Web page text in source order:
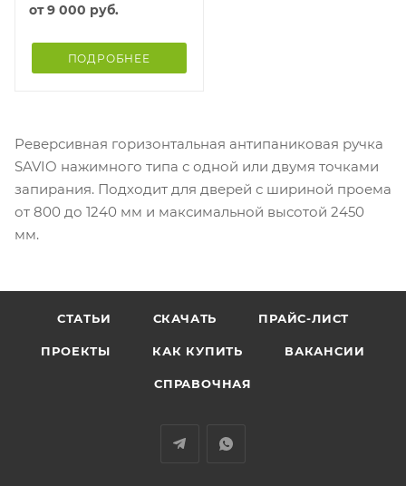
от9 000 руб.
ПОДРОБНЕЕ
Реверсивная горизонтальная антипаниковая ручка
SAVIO нажимного типа с одной или двумя точками
запирания. Подходит для дверей с шириной проема
от 800 до 1240 мм и максимальной высотой 2450
мм.
СТАТЬИ СКАЧАТЬ ПРАЙС-ЛИСТ
ПРОЕКТЫ КАК КУПИТЬ ВАКАНСИИ
СПРАВОЧНАЯ